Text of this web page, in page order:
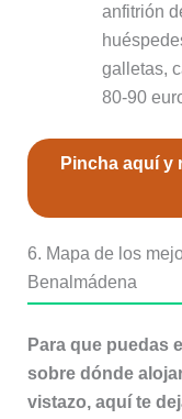
anfitrión
galletas,
80-90
Pincha aquí y
6. Mapa de los
Benalmádena
Para que puedas
sobre dónde
vistazo, aquí te